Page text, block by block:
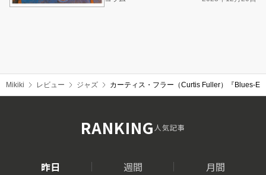
Mikiki レビュー ジャズ カーティス・フラー（Curtis Fuller）『Blues-
RANKING人気記事
昨日 週間 月間